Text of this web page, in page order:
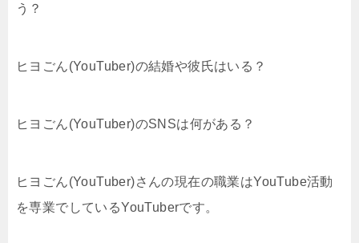
う？
ヒヨごん(YouTuber)の結婚や彼氏はいる？
ヒヨごん(YouTuber)のSNSは何がある？
ヒヨごん(YouTuber)さんの現在の職業はYouTube活動
を専業でしているYouTuberです。